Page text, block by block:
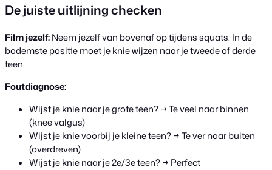
De juiste uitlijning checken
Film jezelf:Neem jezelf van bovenaf op tijdens squats. In de
bodemste positie moet je knie wijzen naar je tweede of derde
teen.
Foutdiagnose:
Wijst je knie naar je grote teen? → Te veel naar binnen
(knee valgus)
Wijst je knie voorbij je kleine teen? → Te ver naar buiten
(overdreven)
Wijst je knie naar je 2e/3e teen? → Perfect